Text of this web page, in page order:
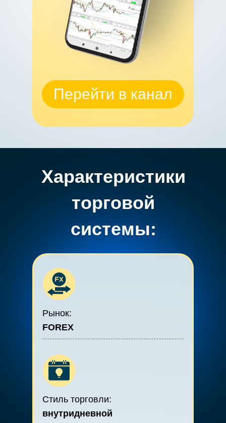
Перейти в канал
Характеристики
торговой
системы:
Рынок:
FOREX
Стиль торговли:
внутридневной